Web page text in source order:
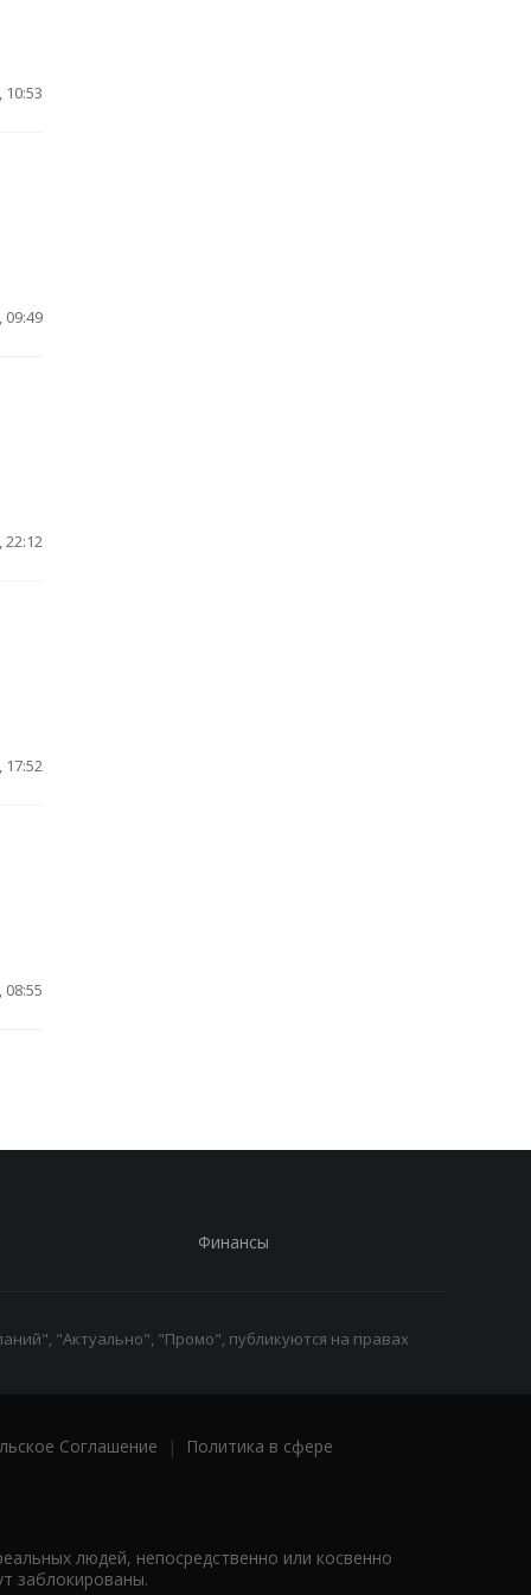
10:53
09:49
22:12
17:52
Финансы
"Актуально", "Промо", публикуются на правах
Соглашение |
Политика в сфере
людей, непосредственно или косвенно
заблокированы.